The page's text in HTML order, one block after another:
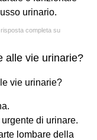
urinario.
completa su
alle vie urinarie?
vie urinarie?
di urinare.
lombare della